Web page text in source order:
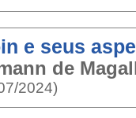
e seus
de
2024)